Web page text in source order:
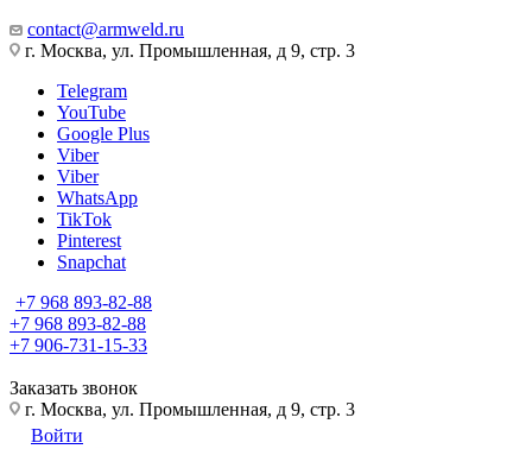
contact@armweld.ru
г. Москва, ул. Промышленная, д 9, стр. 3
Telegram
YouTube
Google Plus
Viber
Viber
WhatsApp
TikTok
Pinterest
Snapchat
+7 968 893-82-88
+7 968 893-82-88
+7 906-731-15-33
Заказать звонок
г. Москва, ул. Промышленная, д 9, стр. 3
Войти